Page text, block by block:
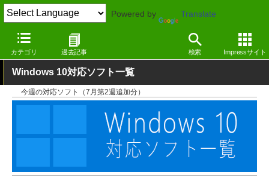
Powered by Translate
カテゴリ 過去記事 検索 Impressサイト
窓の杜 その他の話題 アップデート
Windows 10対応ソフト一覧
今週の対応ソフト（7月第2週追加分）